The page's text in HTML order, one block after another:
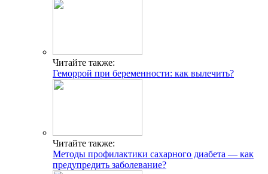
Читайте также:
Геморрой при беременности: как вылечить?
Читайте также:
Методы профилактики сахарного диабета — как
предупредить заболевание?